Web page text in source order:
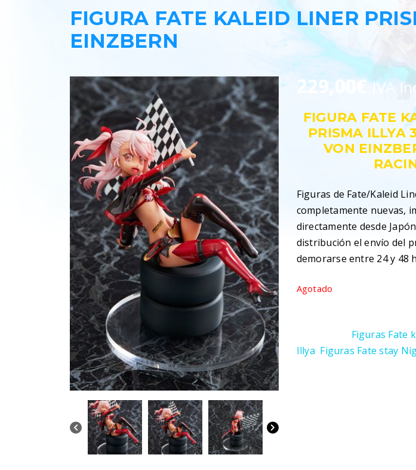
FIGURA FATE KALEID LINER
EINZBERN
229,00€ IVA
FIGURA FATE
PRISMA ILLYA
VON
Figuras de Fate/Kaleid
completamente nuevas,
directamente desde
distribución el envío del
demorarse entre 24 y 48
Agotado
Figuras Fate
Illya Figuras Fate stay